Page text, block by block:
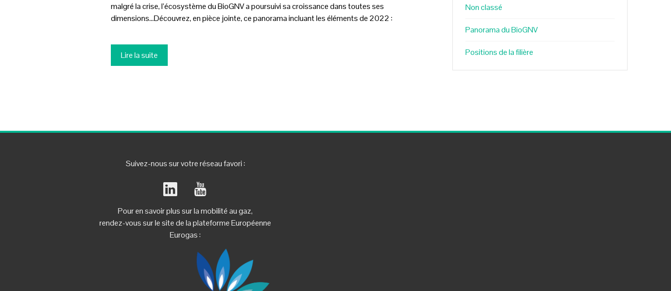
malgré la crise, l’écosystème du BioGNV a poursuivi sa croissance dans toutes ses
dimensions…Découvrez, en pièce jointe, ce panorama incluant les éléments de 2022 :
Lire la suite
Non classé
Panorama du BioGNV
Positions de la filière
Suivez-nous sur votre réseau favori :
Pour en savoir plus sur la mobilité au gaz,
rendez-vous sur le site de la plateforme Européenne
Eurogas :